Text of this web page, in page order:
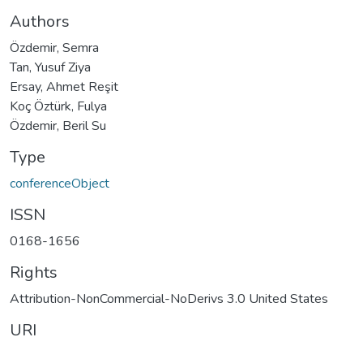
Authors
Özdemir, Semra
Tan, Yusuf Ziya
Ersay, Ahmet Reşit
Koç Öztürk, Fulya
Özdemir, Beril Su
Type
conferenceObject
ISSN
0168-1656
Rights
Attribution-NonCommercial-NoDerivs 3.0 United States
URI